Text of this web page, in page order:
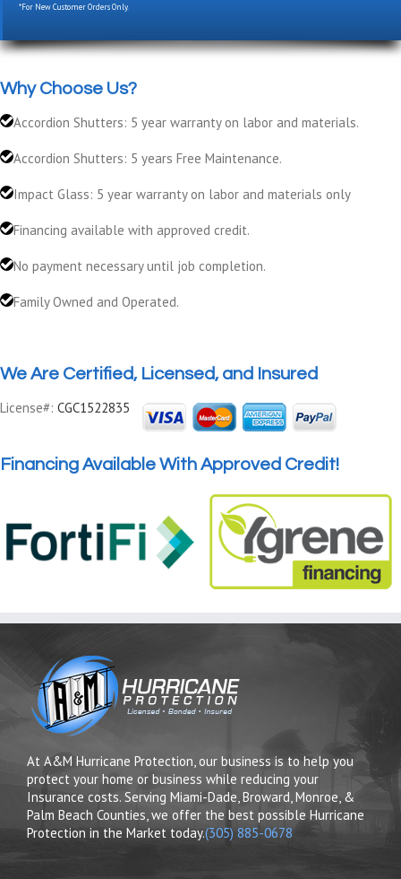
*For New Customer Orders Only.
Why Choose Us?
Accordion Shutters: 5 year warranty on labor and materials.
Accordion Shutters: 5 years Free Maintenance.
Impact Glass: 5 year warranty on labor and materials only
Financing available with approved credit.
No payment necessary until job completion.
Family Owned and Operated.
We Are Certified, Licensed, and Insured
License#: CGC1522835
Financing Available With Approved Credit!
At A&M Hurricane Protection, our business is to help you
protect your home or business while reducing your
Insurance costs. Serving Miami-Dade, Broward, Monroe, &
Palm Beach Counties, we offer the best possible Hurricane
Protection in the Market today.(305) 885-0678